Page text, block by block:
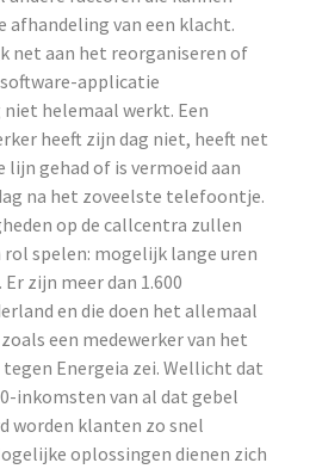
afhandeling van een klacht.
net aan het reorganiseren of
applicatie
helemaal werkt. Een
heeft zijn dag niet, heeft net
lijn gehad of is vermoeid aan
na het zoveelste telefoontje.
op de callcentra zullen
spelen: mogelijk lange uren
zijn meer dan 1.600
en die doen het allemaal
een medewerker van het
Energeia zei. Wellicht dat
inkomsten van al dat gebel
worden klanten zo snel
oplossingen dienen zich